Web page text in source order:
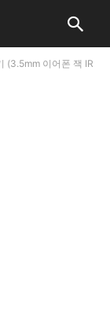
(3.5mm 이어폰 잭 IR